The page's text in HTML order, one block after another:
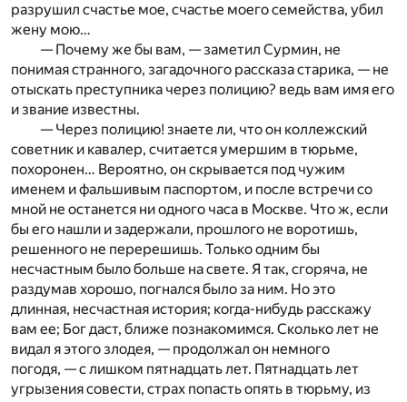
разрушил счастье мое, счастье моего семейства, убил
жену мою…
— Почему же бы вам, — заметил Сурмин, не
понимая странного, загадочного рассказа старика, — не
отыскать преступника через полицию? ведь вам имя его
и звание известны.
— Через полицию! знаете ли, что он коллежский
советник и кавалер, считается умершим в тюрьме,
похоронен… Вероятно, он скрывается под чужим
именем и фальшивым паспортом, и после встречи со
мной не останется ни одного часа в Москве. Что ж, если
бы его нашли и задержали, прошлого не воротишь,
решенного не перерешишь. Только одним бы
несчастным было больше на свете. Я так, сгоряча, не
раздумав хорошо, погнался было за ним. Но это
длинная, несчастная история; когда-нибудь расскажу
вам ее; Бог даст, ближе познакомимся. Сколько лет не
видал я этого злодея, — продолжал он немного
погодя, — с лишком пятнадцать лет. Пятнадцать лет
угрызения совести, страх попасть опять в тюрьму, из